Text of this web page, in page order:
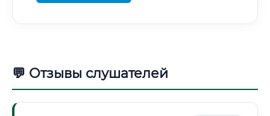
💬 Отзывы слушателей